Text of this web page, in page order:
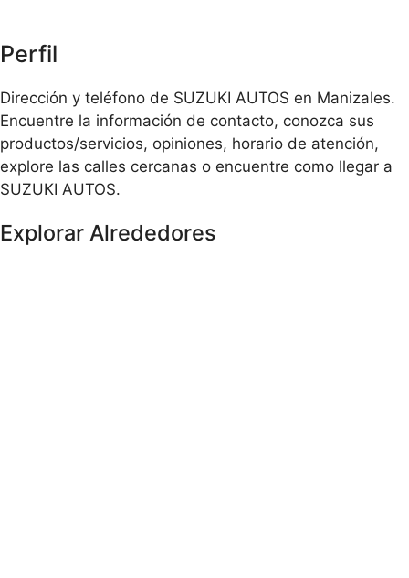
Perfil
Dirección y teléfono de SUZUKI AUTOS en Manizales.
Encuentre la información de contacto, conozca sus
productos/servicios, opiniones, horario de atención,
explore las calles cercanas o encuentre como llegar a
SUZUKI AUTOS.
Explorar Alrededores